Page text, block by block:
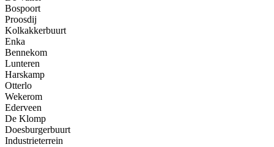
Bospoort
Proosdij
Kolkakkerbuurt
Enka
Bennekom
Lunteren
Harskamp
Otterlo
Wekerom
Ederveen
De Klomp
Doesburgerbuurt
Industrieterrein